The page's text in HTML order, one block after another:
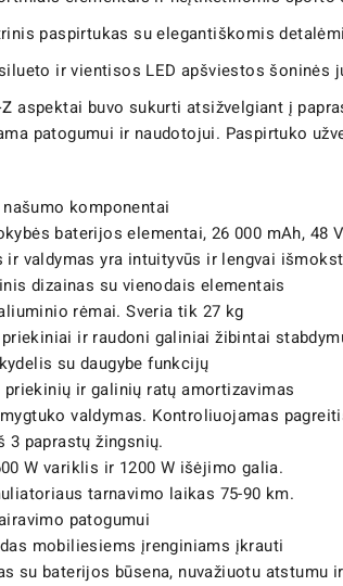
paspirtukas su elegantiškomis
ir vientisos LED apšviestos šoninės
aspektai buvo sukurti atsižvelgiant į
patogumui ir naudotojui. Paspirtuko
komponentai
baterijos elementai, 26 000 mAh, 48 V
ir valdymas yra intuityvūs ir lengvai
dizainas su vienodais elementais
rėmai. Sveria tik 27 kg
ir raudoni galiniai žibintai
su daugybe funkcijų
ir galinių ratų amortizavimas
valdymas. Kontroliuojamas
3 paprastų žingsnių.
W variklis ir 1200 W išėjimo galia.
tarnavimo laikas 75-90 km.
patogumui
mobiliesiems įrenginiams įkrauti
su baterijos būsena, nuvažiuotu atstumu